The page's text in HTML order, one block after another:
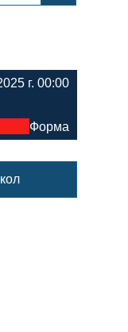
г. 00:00
Форма